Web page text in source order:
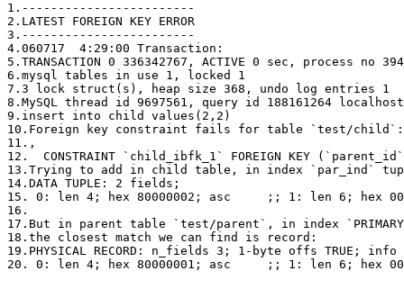
1.------------------------
2.LATEST FOREIGN KEY ERROR
3.------------------------
4.060717  4:29:00 Transaction:
5.TRANSACTION 0 336342767, ACTIVE 0 sec, process
6.mysql tables in use 1, locked 1
7.3 lock struct(s), heap size 368, undo log entries 1
8.MySQL thread id 9697561, query id 188161264
9.insert into child values(2,2)
10.Foreign key constraint fails for table `test/child`:
11.,
12.  CONSTRAINT `child_ibfk_1` FOREIGN KEY
13.Trying to add in child table, in index `par_ind`
14.DATA TUPLE: 2 fields;
15. 0: len 4; hex 80000002; asc     ;; 1: len 6; hex
16.
17.But in parent table `test/parent`, in index
18.the closest match we can find is record:
19.PHYSICAL RECORD: n_fields 3; 1-byte offs TRUE;